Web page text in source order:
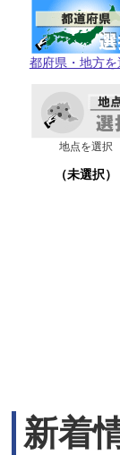
都府県・地方を
地点を選択
（未選択）
新着